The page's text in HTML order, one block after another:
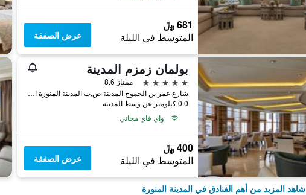
681 ﷼
المتوسط في الليلة عرض الصفقة
بولمان زمزم المدينة
5 نجوم
ممتاز 8.6
شارع عمر بن الجموح المدينة ص,ب المدينة المنورة المملكة العربية السعودية, المدينة المنورة, المملكة العربية السعودية
0.0 كيلومتر عن وسط المدينة
واي فاي مجاني
400 ﷼
المتوسط في الليلة عرض الصفقة
شاهد المزيد من أهم الفنادق في المدينة المنورة